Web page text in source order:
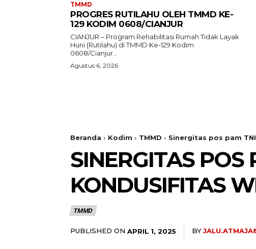
TMMD
PROGRES RUTILAHU OLEH TMMD KE-
129 KODIM 0608/CIANJUR
CIANJUR – Program Rehabilitasi Rumah Tidak Layak
Huni (Rutilahu) di TMMD Ke-129 Kodim
0608/Cianjur...
Agustus 6, 2026